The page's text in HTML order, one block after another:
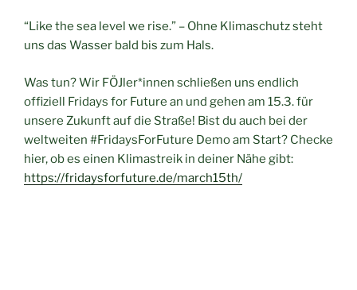
“Like the sea level we rise.” – Ohne Klimaschutz steht
uns das Wasser bald bis zum Hals.
Was tun? Wir FÖJler*innen schließen uns endlich
offiziell Fridays for Future an und gehen am 15.3. für
unsere Zukunft auf die Straße! Bist du auch bei der
weltweiten #FridaysForFuture Demo am Start? Checke
hier, ob es einen Klimastreik in deiner Nähe gibt:
https://fridaysforfuture.de/march15th/